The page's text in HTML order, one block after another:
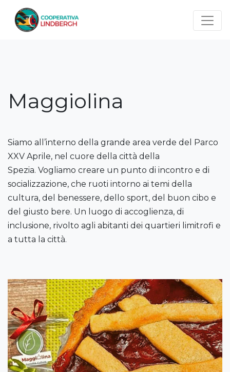
Salta al contenuto principale
Maggiolina
Siamo all’interno della grande area verde del Parco
XXV Aprile, nel cuore della città della
Spezia. Vogliamo creare un punto di incontro e di
socializzazione, che ruoti intorno ai temi della
cultura, del benessere, dello sport, del buon cibo e
del giusto bere. Un luogo di accoglienza, di
inclusione, rivolto agli abitanti dei quartieri limitrofi e
a tutta la città.